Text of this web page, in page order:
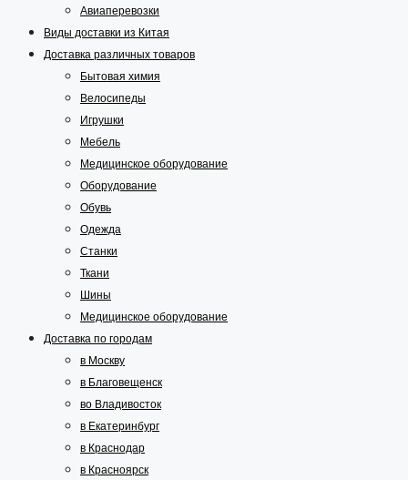
Авиаперевозки
Виды доставки из Китая
Доставка различных товаров
Бытовая химия
Велосипеды
Игрушки
Мебель
Медицинское оборудование
Оборудование
Обувь
Одежда
Станки
Ткани
Шины
Медицинское оборудование
Доставка по городам
в Москву
в Благовещенск
во Владивосток
в Екатеринбург
в Краснодар
в Красноярск